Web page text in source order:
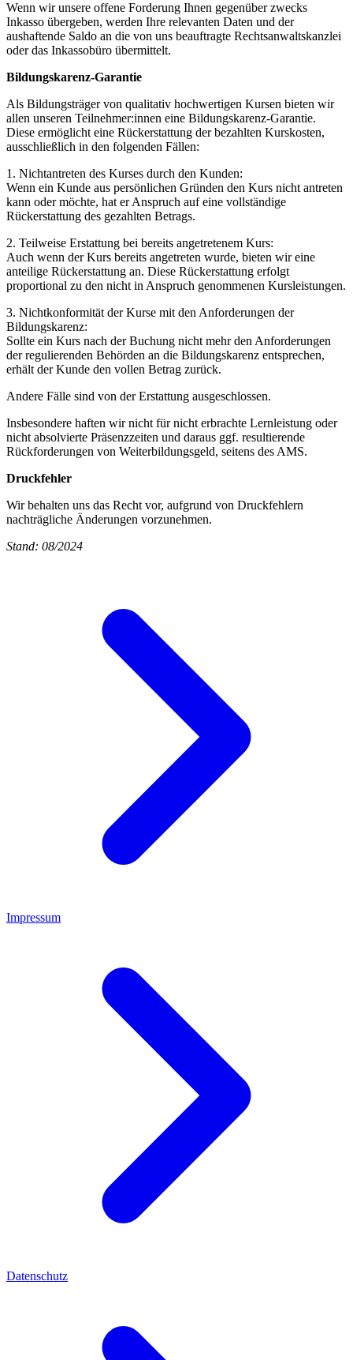
Wenn wir unsere offene Forderung Ihnen gegenüber zwecks
Inkasso übergeben, werden Ihre relevanten Daten und der
aushaftende Saldo an die von uns beauftragte Rechts­anwaltskanzlei
oder das Inkassobüro übermittelt.
Bildungskarenz-Garantie
Als Bildungsträger von qualitativ hochwertigen Kursen bieten wir
allen unseren Teilnehmer:innen eine Bildungskarenz-Garantie.
Diese ermöglicht eine Rückerstattung der bezahlten Kurskosten,
ausschließlich in den folgenden Fällen:
1. Nichtantreten des Kurses durch den Kunden:
Wenn ein Kunde aus persönlichen Gründen den Kurs nicht antreten
kann oder möchte, hat er Anspruch auf eine vollständige
Rückerstattung des gezahlten Betrags.
2. Teilweise Erstattung bei bereits angetretenem Kurs:
Auch wenn der Kurs bereits angetreten wurde, bieten wir eine
anteilige Rückerstattung an. Diese Rückerstattung erfolgt
proportional zu den nicht in Anspruch genommenen Kursleistungen.
3. Nichtkonformität der Kurse mit den Anforderungen der
Bildungskarenz:
Sollte ein Kurs nach der Buchung nicht mehr den Anforderungen
der regulierenden Behörden an die Bildungskarenz entsprechen,
erhält der Kunde den vollen Betrag zurück.
Andere Fälle sind von der Erstattung ausgeschlossen.
Insbesondere haften wir nicht für nicht erbrachte Lernleistung oder
nicht absolvierte Präsenzzeiten und daraus ggf. resultierende
Rückforderungen von Weiterbildungsgeld, seitens des AMS.
Druckfehler
Wir behalten uns das Recht vor, aufgrund von Druckfehlern
nachträgliche Änderungen vorzunehmen.
Stand: 08/2024
Impressum
Datenschutz